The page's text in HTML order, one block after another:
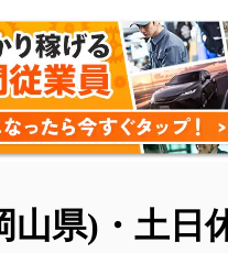
山県)・土日